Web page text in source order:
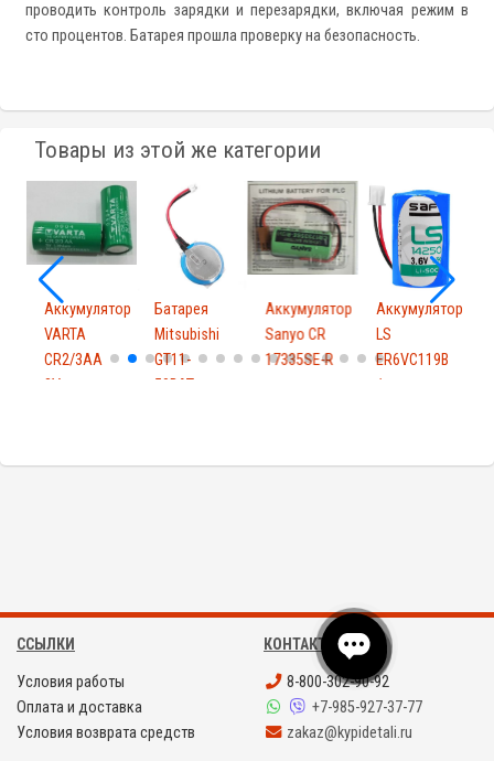
проводить контроль зарядки и перезарядки, включая режим в
сто процентов. Батарея прошла проверку на безопасность.
Товары из этой же категории
Аккумулятор
VARTA
CR2/3AA
3V
Батарея
Mitsubishi
GT11-
50BAT
Аккумулятор
Sanyo CR
17335SE-R
Аккумулятор
LS
ER6VC119B
/
ССЫЛКИ
Условия работы
Оплата и доставка
Условия возврата средств
КОНТАКТЫ
8-800-302-90-92
+7-985-927-37-77
zakaz@kypidetali.ru